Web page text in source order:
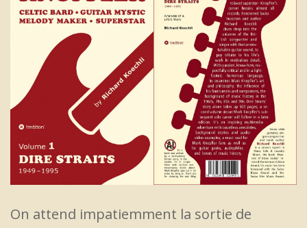
On attend impatiemment la sortie de